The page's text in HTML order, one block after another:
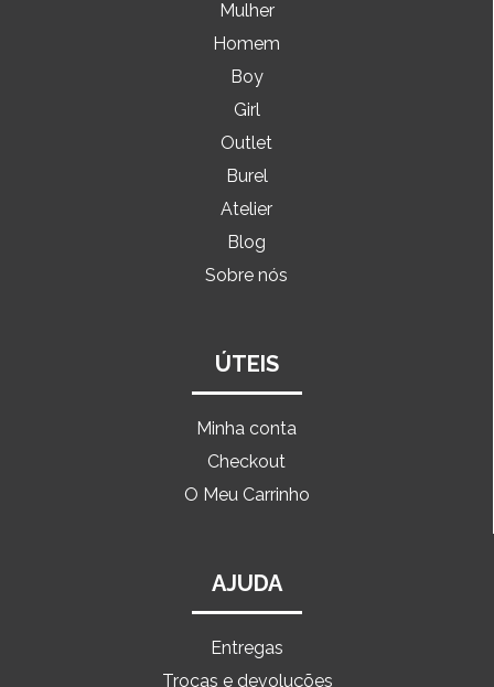
Mulher
Homem
Boy
Girl
Outlet
Burel
Atelier
Blog
Sobre nós
ÚTEIS
Minha conta
Checkout
O Meu Carrinho
AJUDA
Entregas
Trocas e devoluções